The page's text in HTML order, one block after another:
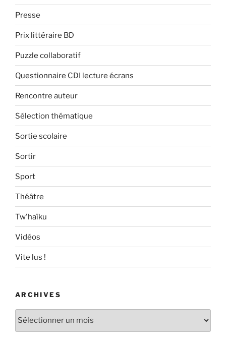
Presse
Prix littéraire BD
Puzzle collaboratif
Questionnaire CDI lecture écrans
Rencontre auteur
Sélection thématique
Sortie scolaire
Sortir
Sport
Théâtre
Tw'haïku
Vidéos
Vite lus !
ARCHIVES
Archives